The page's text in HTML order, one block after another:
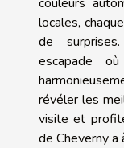
locales,
de
escapade
révéler les
visite et
de Cheverny a